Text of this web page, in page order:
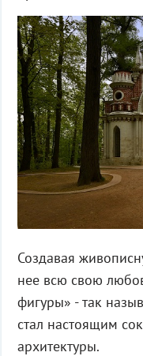
Создавая
нее всю свою
фигуры» - так
стал настоящим
архитектуры.